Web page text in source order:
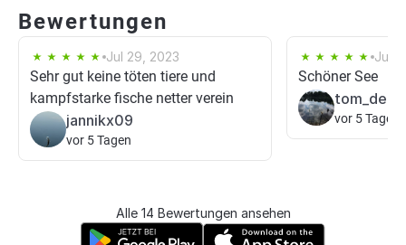
Bewertungen
Jul 29, 2023
Sehr gut keine töten tiere und
kampfstarke fische netter verein
jannikx09
vor 5 Tagen
Jun
Schöner See
vor 5 Tagen
Alle 14 Bewertungen ansehen